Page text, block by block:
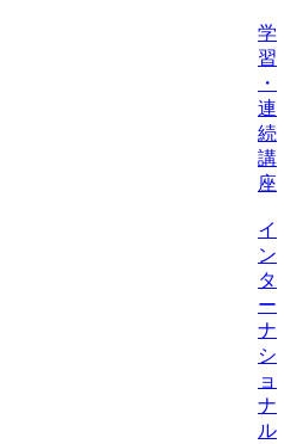
学
習
・
連
続
講
座
イ
ン
タ
ー
ナ
シ
ョ
ナ
ル